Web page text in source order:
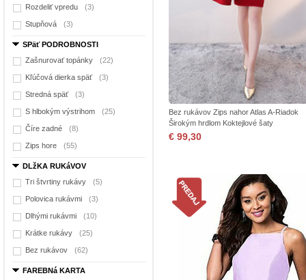
Rozdeliť vpredu (3)
Stupňová (3)
SPäť PODROBNOSTI
Zašnurovať topánky
(22)
Kľúčová dierka späť (3)
Stredná späť (3)
S hlbokým výstrihom (25)
Číre zadné (8)
Zips hore (55)
DLžKA RUKáVOV
Tri štvrtiny rukávy
(5)
Polovica rukávmi (3)
Dlhými rukávmi (10)
Krátke rukávy (25)
Bez rukávov (62)
FAREBNá KARTA
Bez rukávov Zips nahor Atlas A-Riadok
Širokým hrdlom Koktejlové šaty
€ 99,30